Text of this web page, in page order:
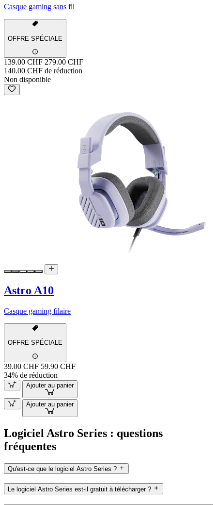
Casque gaming sans fil
OFFRE SPÉCIALE
139.00 CHF 279.00 CHF
140.00 CHF de réduction
Non disponible
Astro A10
Casque gaming filaire
OFFRE SPÉCIALE
39.00 CHF 59.90 CHF
34% de réduction
Ajouter au panier
Ajouter au panier
Logiciel Astro Series : questions
fréquentes
Qu'est-ce que le logiciel Astro Series ?
Le logiciel Astro Series est-il gratuit à télécharger ?